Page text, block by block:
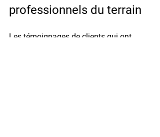
professionnels du terrain
Les témoignages de clients qui ont